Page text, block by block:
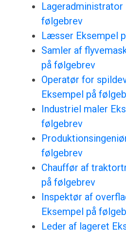
Lageradministrator
følgebrev
Læsser Eksempel
Samler af
på følgebrev
Operatør for
Eksempel på
Industriel maler
følgebrev
følgebrev
Chauffør af
på følgebrev
Inspektør af
Eksempel på
Leder af lageret